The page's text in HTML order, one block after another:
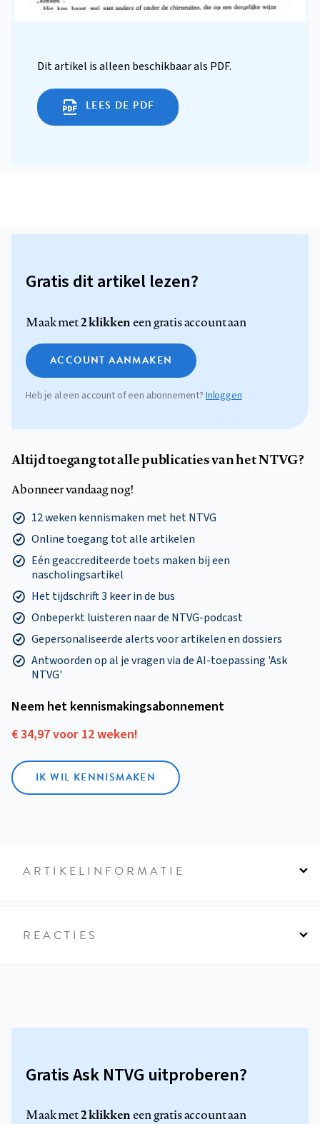
Dit artikel is alleen beschikbaar als PDF.
LEES DE PDF
Gratis dit artikel lezen?
Maak met2 klikkeneen gratis account aan
ACCOUNT AANMAKEN
Heb je al een account of een abonnement? Inloggen
Altijd toegang tot alle publicaties van het NTVG?
Abonneer vandaag nog!
12 weken kennismaken met het NTVG
Online toegang tot alle artikelen
Eén geaccrediteerde toets maken bij een
nascholingsartikel
Het tijdschrift 3 keer in de bus
Onbeperkt luisteren naar de NTVG-podcast
Gepersonaliseerde alerts voor artikelen en dossiers
Antwoorden op al je vragen via de AI-toepassing 'Ask
NTVG'
Neem het kennismakings­abonnement
€ 34,97 voor 12 weken!
IK WIL KENNISMAKEN
ARTIKELINFORMATIE
REACTIES
Gratis Ask NTVG uitproberen?
Maak met2 klikkeneen gratis account aan